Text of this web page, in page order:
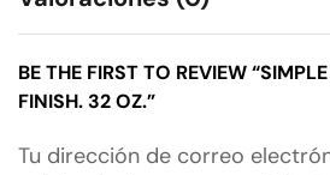
BE THE FIRST TO REVIEW
FINISH. 32 OZ.”
Tu dirección de correo